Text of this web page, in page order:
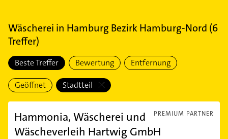
Wäscherei in Hamburg Bezirk Hamburg-Nord (6
Treffer)
Beste Treffer Bewertung Entfernung
Geöffnet Stadtteil
PREMIUM PARTNER
Hammonia, Wäscherei und
Wäscheverleih Hartwig GmbH